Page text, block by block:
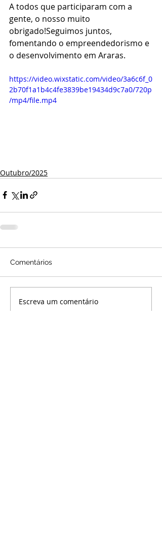
A todos que participaram com a
gente, o nosso muito
obrigado!Seguimos juntos,
fomentando o empreendedorismo e
o desenvolvimento em Araras.
https://video.wixstatic.com/video/3a6c6f_0
2b70f1a1b4c4fe3839be19434d9c7a0/720p
/mp4/file.mp4
Outubro/2025
Comentários
Escreva um comentário